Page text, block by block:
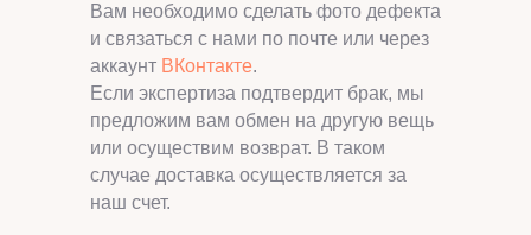
Вам необходимо сделать фото дефекта
и связаться с нами по почте или через
аккаунт ВКонтакте.
Если экспертиза подтвердит брак, мы
предложим вам обмен на другую вещь
или осуществим возврат. В таком
случае доставка осуществляется за
наш счет.